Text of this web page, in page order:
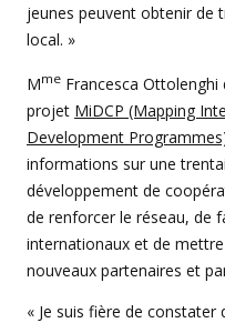
jeunes peuvent obtenir de
local. »
Mme Francesca
projet MiDCP (Mapping
Development
informations sur une
développement de
de renforcer le réseau, de
internationaux et de
nouveaux partenaires et
« Je suis fière de